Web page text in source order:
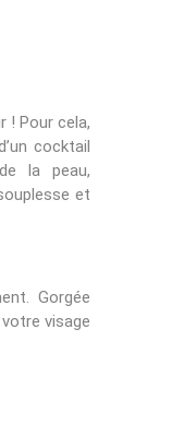
! Pour cela,
cocktail
la peau,
et
Gorgée
visage